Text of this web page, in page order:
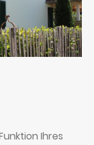
Ihres